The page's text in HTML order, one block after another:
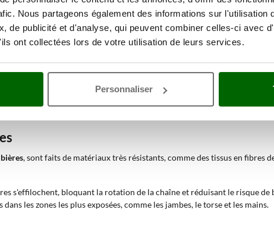
Nous partageons également des informations sur l'utilisation
de publicité et d'analyse, qui peuvent combiner celles-ci avec
ont collectées lors de votre utilisation de leurs services.
Personnaliser
et réduire le risque d'accidents, tant dans les petits travaux
vêtements de protection
spécifiques pour réduire les risques liés à l'utilisation de la
, sont faits de matériaux très résistants, comme des tissus en fibres
s'effilochent, bloquant la rotation de la chaîne et réduisant le risque de
les zones les plus exposées, comme les jambes, le torse et les mains.